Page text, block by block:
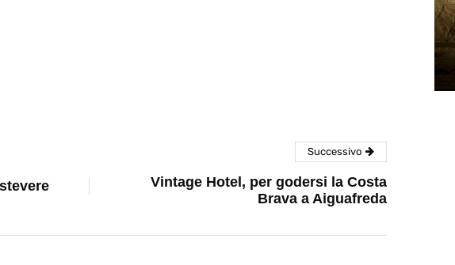
Successivo
Vintage Hotel, per godersi la Costa
Brava a Aiguafreda